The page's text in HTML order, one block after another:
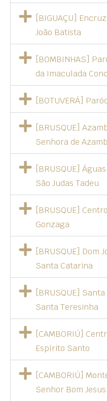
[BIGUAÇU]
João Batista
[BOMBINHAS]
da Imaculada
[BOTUVERÁ]
[BRUSQUE]
Senhora de
[BRUSQUE]
São Judas Tadeu
[BRUSQUE]
Gonzaga
[BRUSQUE] Dom
Santa Catarina
[BRUSQUE]
Santa Teresinha
[CAMBORIÚ]
Espírito Santo
[CAMBORIÚ]
Senhor Bom Jesus